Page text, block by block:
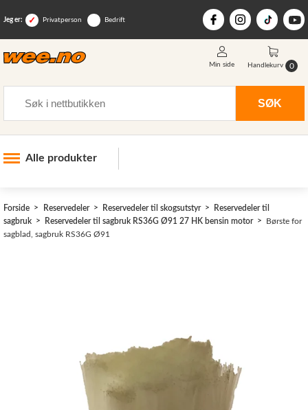
Jeg er: Privatperson Bedrift
SØK
Min side Handlekurv 0
Alle produkter
Skogsutstyr
Forside Reservedeler Reservedeler til skogsutstyr
Reservedeler til
sagbruk
Reservedeler til sagbruk RS36G Ø91 27 HK bensin motor
Børste for
sagblad, sagbruk RS36G Ø91